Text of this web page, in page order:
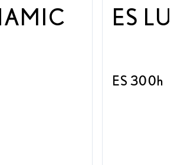
ES
ES 300h